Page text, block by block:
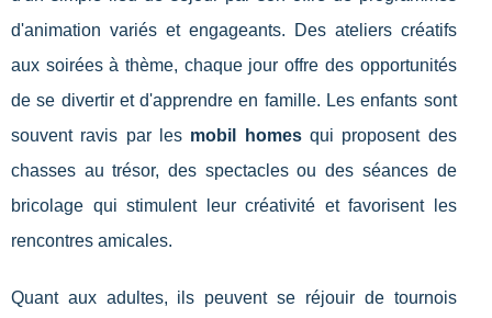
d'animation variés et engageants. Des ateliers créatifs
aux soirées à thème, chaque jour offre des opportunités
de se divertir et d'apprendre en famille. Les enfants sont
souvent ravis par les mobil homesqui proposent des
chasses au trésor, des spectacles ou des séances de
bricolage qui stimulent leur créativité et favorisent les
rencontres amicales.
Quant aux adultes, ils peuvent se réjouir de tournois